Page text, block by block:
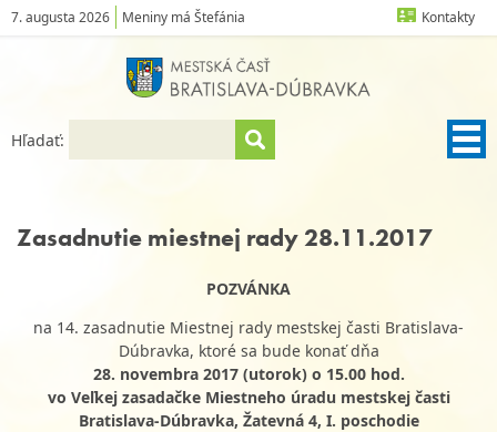
7. augusta 2026 Meniny má Štefánia Kontakty
Hľadať:
Zasadnutie miestnej rady 28.11.2017
POZVÁNKA
na 14. zasadnutie Miestnej rady mestskej časti Bratislava-
Dúbravka, ktoré sa bude konať dňa
28. novembra 2017 (utorok) o 15.00 hod.
vo Veľkej zasadačke Miestneho úradu mestskej časti
Bratislava-Dúbravka, Žatevná 4, I. poschodie